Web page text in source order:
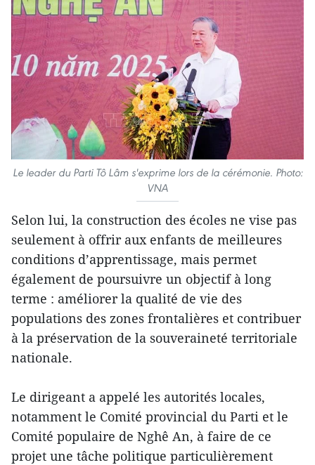
Le leader du Parti Tô Lâm s'exprime lors de la cérémonie. Photo:
VNA
Selon lui, la construction des écoles ne vise pas
seulement à offrir aux enfants de meilleures
conditions d’apprentissage, mais permet
également de poursuivre un objectif à long
terme : améliorer la qualité de vie des
populations des zones frontalières et contribuer
à la préservation de la souveraineté territoriale
nationale.
Le dirigeant a appelé les autorités locales,
notamment le Comité provincial du Parti et le
Comité populaire de Nghê An, à faire de ce
projet une tâche politique particulièrement